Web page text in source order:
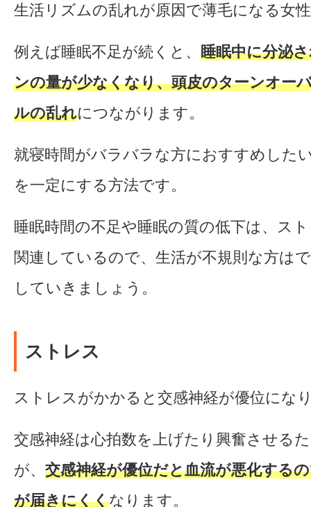
生活リズムの乱れが原因で薄毛になる女
例えば睡眠不足が続くと、 睡眠中に分泌
ンの量が少なくなり、頭皮のターンオー
ルの乱れにつながります。
就寝時間がバラバラな方におすすめした
を一定にする方法です。
睡眠時間の不足や睡眠の質の低下は、ス
関連しているので、生活が不規則な方は
していきましょう。
ストレス
ストレスがかかると交感神経が優位にな
交感神経は心拍数を上げたり興奮させる
が、 交感神経が優位だと血流が悪化する
が届きにくくなります。